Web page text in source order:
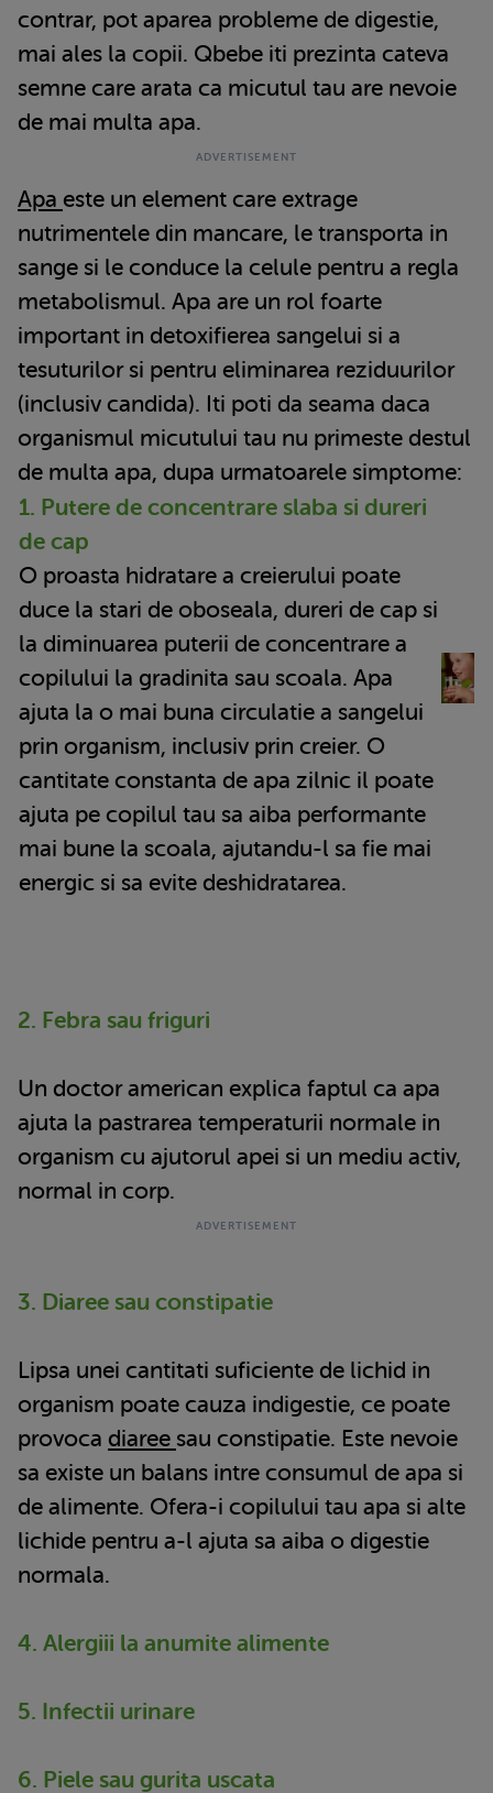
contrar, pot aparea probleme de digestie,
mai ales la copii. Qbebe iti prezinta cateva
semne care arata ca micutul tau are nevoie
de mai multa apa.
Apa este un element care extrage
nutrimentele din mancare, le transporta in
sange si le conduce la celule pentru a regla
metabolismul. Apa are un rol foarte
important in detoxifierea sangelui si a
tesuturilor si pentru eliminarea reziduurilor
(inclusiv candida). Iti poti da seama daca
organismul micutului tau nu primeste destul
de multa apa, dupa urmatoarele simptome:
1. Putere de concentrare slaba si dureri
de cap
O proasta hidratare a creierului poate
duce la stari de oboseala, dureri de cap si
la diminuarea puterii de concentrare a
copilului la gradinita sau scoala. Apa
ajuta la o mai buna circulatie a sangelui
prin organism, inclusiv prin creier. O
cantitate constanta de apa zilnic il poate
ajuta pe copilul tau sa aiba performante
mai bune la scoala, ajutandu-l sa fie mai
energic si sa evite deshidratarea.
2. Febra sau friguri
Un doctor american explica faptul ca apa
ajuta la pastrarea temperaturii normale in
organism cu ajutorul apei si un mediu activ,
normal in corp.
3. Diaree sau constipatie
Lipsa unei cantitati suficiente de lichid in
organism poate cauza indigestie, ce poate
provoca diaree sau constipatie. Este nevoie
sa existe un balans intre consumul de apa si
de alimente. Ofera-i copilului tau apa si alte
lichide pentru a-l ajuta sa aiba o digestie
normala.
4. Alergiii la anumite alimente
5. Infectii urinare
6. Piele sau gurita uscata